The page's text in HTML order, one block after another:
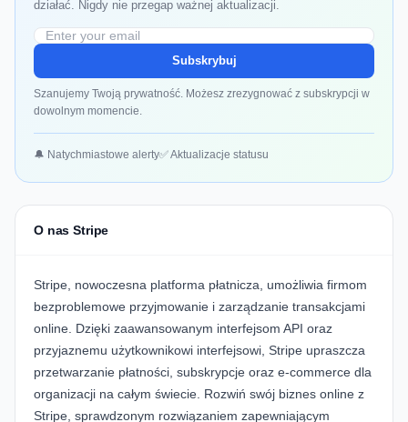
działać. Nigdy nie przegap ważnej aktualizacji.
Subskrybuj
Szanujemy Twoją prywatność. Możesz zrezygnować z subskrypcji w
dowolnym momencie.
🔔 Natychmiastowe alerty✅ Aktualizacje statusu
O nas Stripe
Stripe, nowoczesna platforma płatnicza, umożliwia firmom
bezproblemowe przyjmowanie i zarządzanie transakcjami
online. Dzięki zaawansowanym interfejsom API oraz
przyjaznemu użytkownikowi interfejsowi, Stripe upraszcza
przetwarzanie płatności, subskrypcje oraz e-commerce dla
organizacji na całym świecie. Rozwiń swój biznes online z
Stripe, sprawdzonym rozwiązaniem zapewniającym